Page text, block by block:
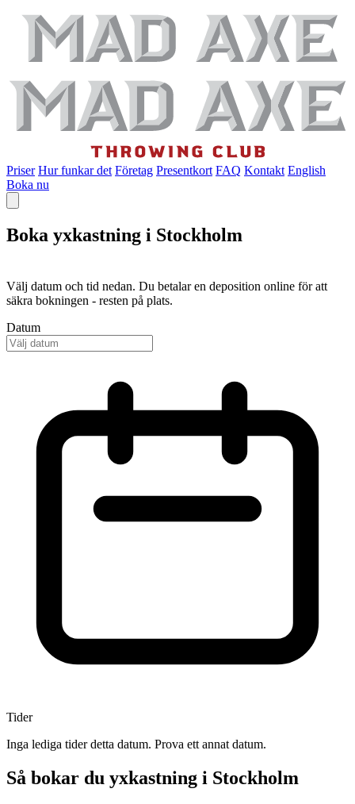
Priser Hur funkar det Företag Presentkort FAQ Kontakt English
Boka nu
Boka yxkastning i Stockholm
Välj datum och tid nedan. Du betalar en deposition online för att
säkra bokningen - resten på plats.
Datum
Tider
Inga lediga tider detta datum. Prova ett annat datum.
Så bokar du yxkastning i Stockholm